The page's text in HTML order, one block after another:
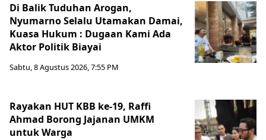
Di Balik Tuduhan Arogan,
Nyumarno Selalu Utamakan Damai,
Kuasa Hukum : Dugaan Kami Ada
Aktor Politik Biayai
Sabtu, 8 Agustus 2026, 7:55 PM
Rayakan HUT KBB ke-19, Raffi
Ahmad Borong Jajanan UMKM
untuk Warga